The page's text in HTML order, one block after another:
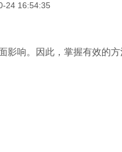
24 16:54:35
响。因此，掌握有效的